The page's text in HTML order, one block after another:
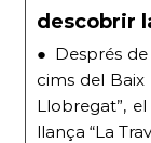
descobrir
● Després
cims del Baix
Llobregat”,
llança “La